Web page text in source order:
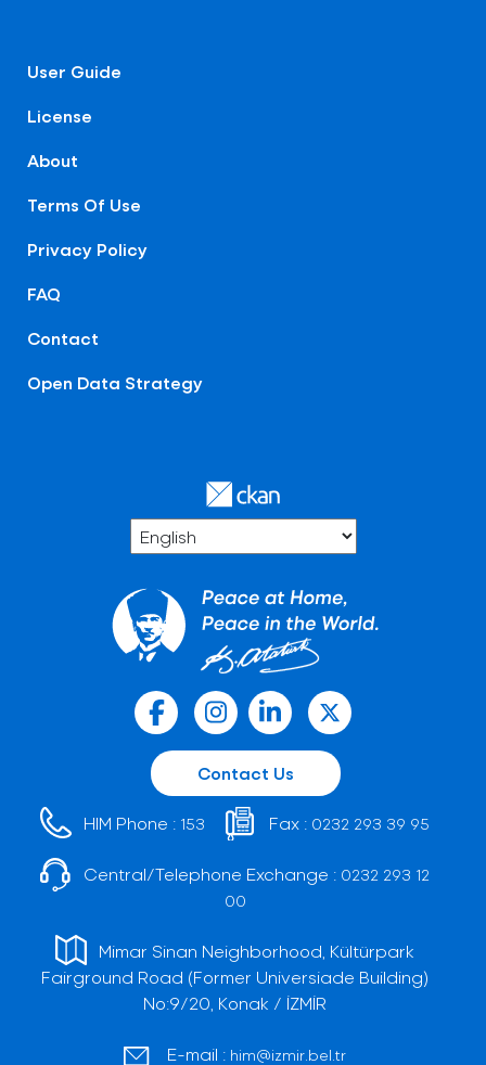
User Guide
License
About
Terms Of Use
Privacy Policy
FAQ
Contact
Open Data Strategy
Contact Us
HIM Phone : 153 Fax : 0232 293 39 95
Central/Telephone Exchange : 0232 293 12
00
Mimar Sinan Neighborhood, Kültürpark
Fairground Road (Former Universiade Building)
No:9/20, Konak / İZMİR
E-mail : him@izmir.bel.tr